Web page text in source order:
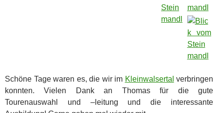
Schöne Tage waren es, die wir im Kleinwalsertal verbringen
konnten. Vielen Dank an Thomas für die gute
Tourenauswahl und –leitung und die interessante